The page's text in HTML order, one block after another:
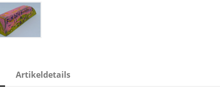
Artikeldetails